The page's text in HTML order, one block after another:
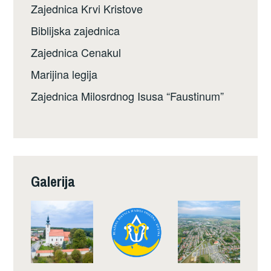
Zajednica Krvi Kristove
Biblijska zajednica
Zajednica Cenakul
Marijina legija
Zajednica Milosrdnog Isusa “Faustinum”
Galerija